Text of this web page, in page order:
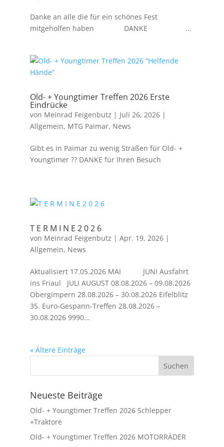
Danke an alle die für ein schönes Fest
mitgeholfen haben DANKE ...
Old- + Youngtimer Treffen 2026 Erste
Eindrücke
von Meinrad Feigenbutz | Juli 26, 2026|
Allgemein, MTG Paimar, News
Gibt es in Paimar zu wenig Straßen für Old- +
Youngtimer ?? DANKE für Ihren Besuch
T E R M I N E 2 0 2 6
von Meinrad Feigenbutz | Apr. 19, 2026|
Allgemein, News
Aktualisiert 17.05.2026 MAI JUNI Ausfahrt
ins Friaul JULI AUGUST 08.08.2026 – 09.08.2026
Obergimpern 28.08.2026 – 30.08.2026 Eifelblitz
35. Euro-Gespann-Treffen 28.08.2026 –
30.08.2026 9990...
« Ältere Einträge
Neueste Beiträge
Old- + Youngtimer Treffen 2026 Schlepper
+Traktore
Old- + Youngtimer Treffen 2026 MOTORRÄDER